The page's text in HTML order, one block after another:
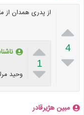

4

از پدری همدان از

1
 وحید
مبین هژیرقادر